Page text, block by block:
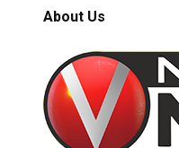
About Us